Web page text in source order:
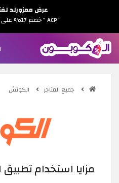
جميع المتاجر الكوتش
مزايا استخدام
عرض ممزورلد
"ACP " خصم 17% على كافة المنتجات!!